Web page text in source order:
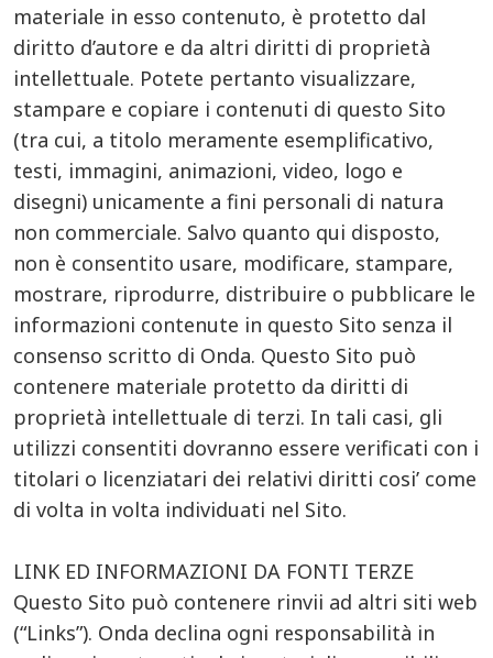
materiale in esso contenuto, è protetto dal
diritto d’autore e da altri diritti di proprietà
intellettuale. Potete pertanto visualizzare,
stampare e copiare i contenuti di questo Sito
(tra cui, a titolo meramente esemplificativo,
testi, immagini, animazioni, video, logo e
disegni) unicamente a fini personali di natura
non commerciale. Salvo quanto qui disposto,
non è consentito usare, modificare, stampare,
mostrare, riprodurre, distribuire o pubblicare le
informazioni contenute in questo Sito senza il
consenso scritto di Onda. Questo Sito può
contenere materiale protetto da diritti di
proprietà intellettuale di terzi. In tali casi, gli
utilizzi consentiti dovranno essere verificati con i
titolari o licenziatari dei relativi diritti cosi’ come
di volta in volta individuati nel Sito.
LINK ED INFORMAZIONI DA FONTI TERZE
Questo Sito può contenere rinvii ad altri siti web
(“Links”). Onda declina ogni responsabilità in